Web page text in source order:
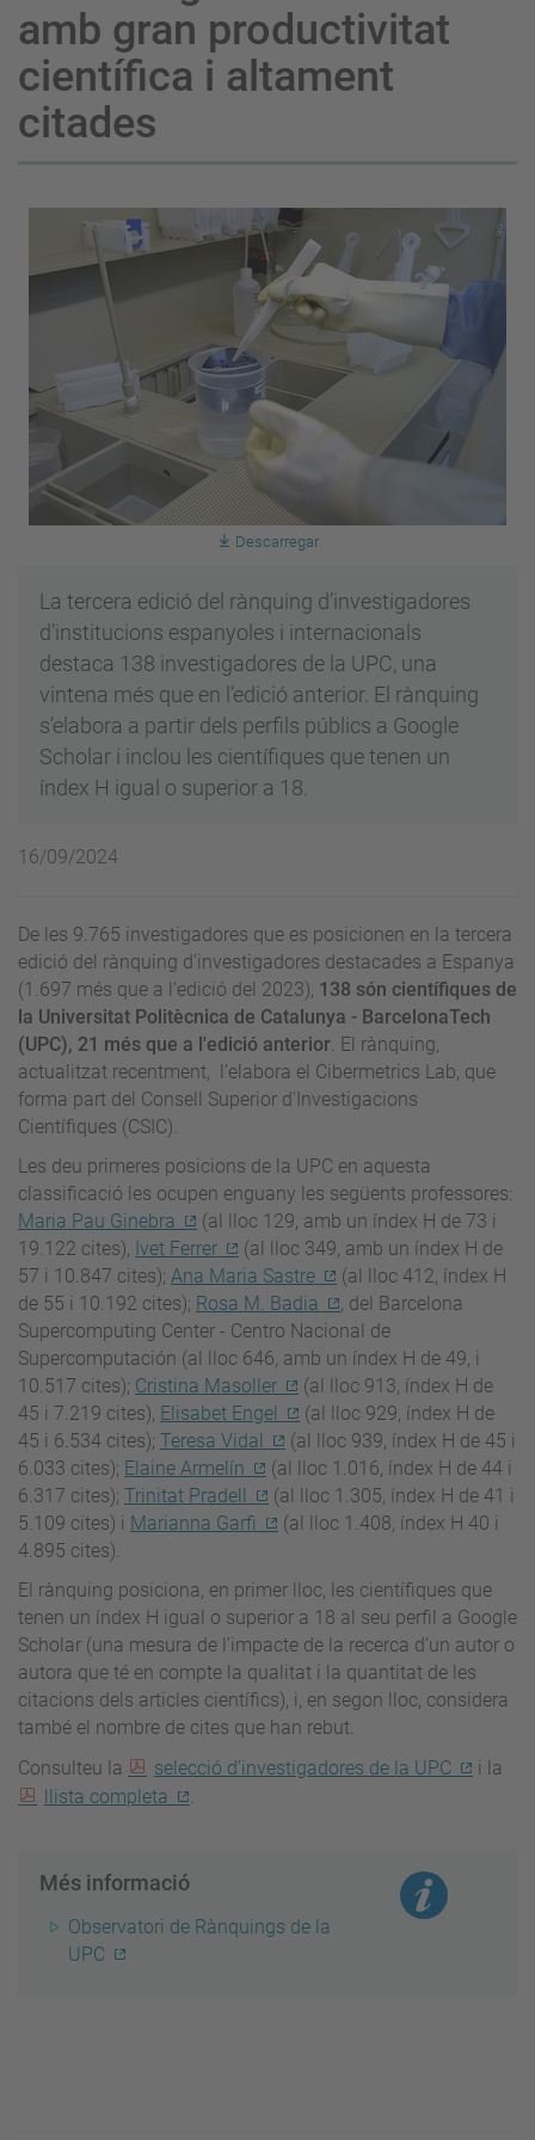
amb gran productivitat
científica i altament
citades
Descarregar
La tercera edició del rànquing d’investigadores
d’institucions espanyoles i internacionals
destaca 138 investigadores de la UPC, una
vintena més que en l’edició anterior. El rànquing
s’elabora a partir dels perfils públics a Google
Scholar i inclou les científiques que tenen un
índex H igual o superior a 18.
16/09/2024
De les 9.765 investigadores que es posicionen en la tercera
edició del rànquing d'investigadores destacades a Espanya
(1.697 més que a l'edició del 2023), 138 són científiques de
la Universitat Politècnica de Catalunya - BarcelonaTech
(UPC), 21 més que a l'edició anterior. El rànquing,
actualitzat recentment, l’elabora el Cibermetrics Lab, que
forma part del Consell Superior d'Investigacions
Científiques (CSIC).
Les deu primeres posicions de la UPC en aquesta
classificació les ocupen enguany les següents professores:
Maria Pau Ginebra
(al lloc 129, amb un índex H de 73 i
19.122 cites), Ivet Ferrer
(al lloc 349, amb un índex H de
57 i 10.847 cites); Ana Maria Sastre
(al lloc 412, índex H
de 55 i 10.192 cites); Rosa M. Badia
, del Barcelona
Supercomputing Center - Centro Nacional de
Supercomputación (al lloc 646, amb un índex H de 49, i
10.517 cites); Cristina Masoller
(al lloc 913, índex H de
45 i 7.219 cites), Elisabet Engel
(al lloc 929, índex H de
45 i 6.534 cites); Teresa Vidal
(al lloc 939, índex H de 45 i
6.033 cites); Elaine Armelín
(al lloc 1.016, índex H de 44 i
6.317 cites); Trinitat Pradell
(al lloc 1.305, índex H de 41 i
5.109 cites) i Marianna Garfi
(al lloc 1.408, índex H 40 i
4.895 cites).
El rànquing posiciona, en primer lloc, les científiques que
tenen un índex H igual o superior a 18 al seu perfil a Google
Scholar (una mesura de l’impacte de la recerca d’un autor o
autora que té en compte la qualitat i la quantitat de les
citacions dels articles científics), i, en segon lloc, considera
també el nombre de cites que han rebut.
Consulteu la
selecció d’investigadores de la UPC
i la
llista completa
.
Més informació
Observatori de Rànquings de la
UPC